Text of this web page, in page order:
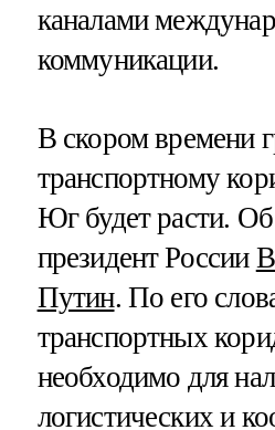
каналами
коммуникации.
В скором времени
транспортному
Юг будет расти. Об
президент России
Путин. По его
транспортных
необходимо для
логистических и